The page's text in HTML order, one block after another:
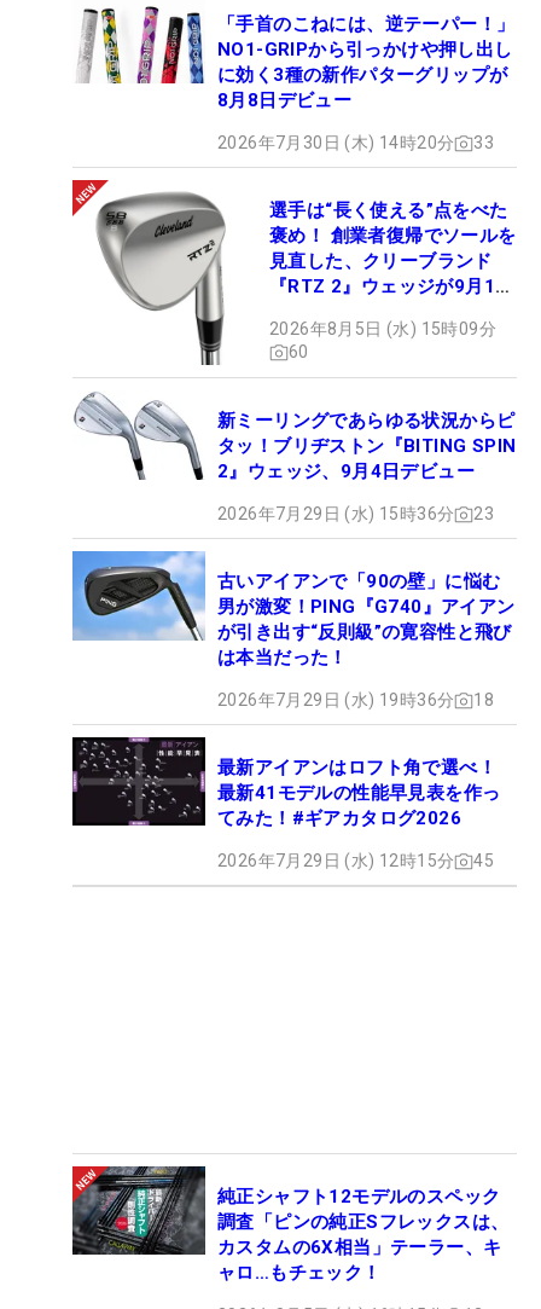
「手首のこねには、逆テーパー！」
NO1-GRIPから引っかけや押し出し
に効く3種の新作パターグリップが
8月8日デビュー
2026年7月30日 (木) 14時20分 33
選手は“長く使える”点をべた
褒め！ 創業者復帰でソールを
見直した、クリーブランド
『RTZ 2』ウェッジが9月12
2026年8月5日 (水) 15時09分
60
新ミーリングであらゆる状況からピ
タッ！ブリヂストン『BITING SPIN
2』ウェッジ、9月4日デビュー
2026年7月29日 (水) 15時36分 23
古いアイアンで「90の壁」に悩む
男が激変！PING『G740』アイアン
が引き出す“反則級”の寛容性と飛び
は本当だった！
2026年7月29日 (水) 19時36分 18
最新アイアンはロフト角で選べ！
最新41モデルの性能早見表を作っ
てみた！#ギアカタログ2026
2026年7月29日 (水) 12時15分 45
純正シャフト12モデルのスペック
調査「ピンの純正Sフレックスは、
カスタムの6X相当」テーラー、キ
ャロ…もチェック！